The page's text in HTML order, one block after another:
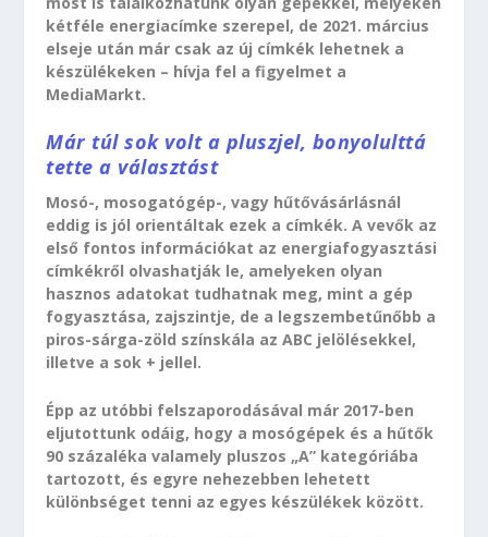
kétféle energiacímke szerepel, de 2021. március
elseje után már csak az új címkék lehetnek a
készülékeken – hívja fel a figyelmet a
MediaMarkt.
Már túl sok volt a pluszjel, bonyolulttá
tette a választást
Mosó-, mosogatógép-, vagy hűtővásárlásnál
eddig is jól orientáltak ezek a címkék. A vevők az
első fontos információkat az energiafogyasztási
címkékről olvashatják le, amelyeken olyan
hasznos adatokat tudhatnak meg, mint a gép
fogyasztása, zajszintje, de a legszembetűnőbb a
piros-sárga-zöld színskála az ABC jelölésekkel,
illetve a sok + jellel.
Épp az utóbbi felszaporodásával már 2017-ben
eljutottunk odáig, hogy a mosógépek és a hűtők
90 százaléka valamely pluszos „A” kategóriába
tartozott, és egyre nehezebben lehetett
különbséget tenni az egyes készülékek között.